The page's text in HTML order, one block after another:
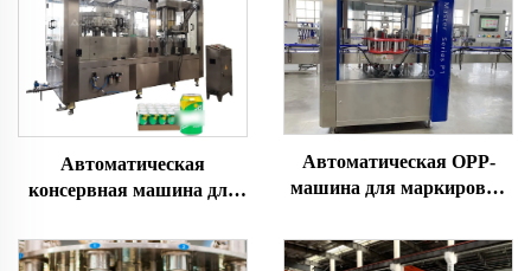
Автоматическая
консервная машина для
Автоматическая OPP-
машина для маркировки